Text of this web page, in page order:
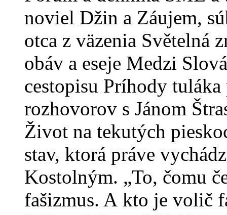
noviel Džin a Záujem,
otca z väzenia Světelná
obáv a eseje Medzi
cestopisu Príhody
rozhovorov s Jánom
Život na tekutých
stav, ktorá práve
Kostolným. „To, čomu
fašizmus. A kto je volič